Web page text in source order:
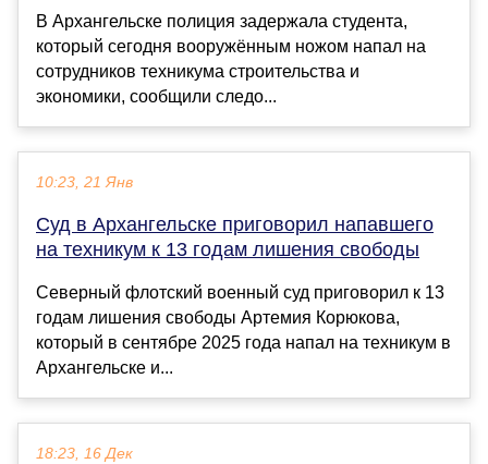
В Архангельске полиция задержала студента,
который сегодня вооружённым ножом напал на
сотрудников техникума строительства и
экономики, сообщили следо...
10:23, 21 Янв
Суд в Архангельске приговорил напавшего
на техникум к 13 годам лишения свободы
Северный флотский военный суд приговорил к 13
годам лишения свободы Артемия Корюкова,
который в сентябре 2025 года напал на техникум в
Архангельске и...
18:23, 16 Дек